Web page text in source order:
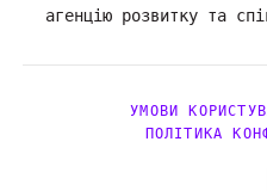
агенцію розвитку та
УМОВИ
ПОЛІТИКА